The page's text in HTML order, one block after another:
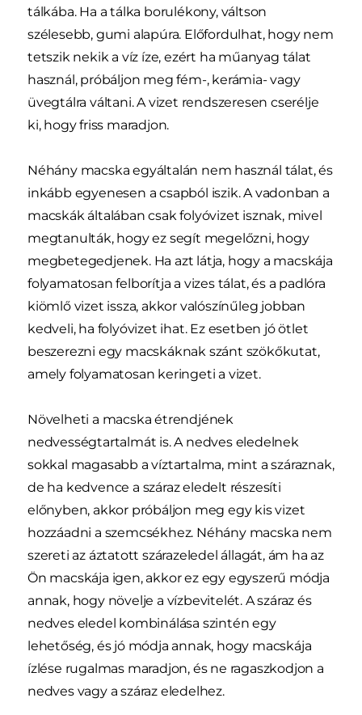
tálkába. Ha a tálka borulékony, váltson
szélesebb, gumi alapúra. Előfordulhat, hogy nem
tetszik nekik a víz íze, ezért ha műanyag tálat
használ, próbáljon meg fém-, kerámia- vagy
üvegtálra váltani. A vizet rendszeresen cserélje
ki, hogy friss maradjon.
Néhány macska egyáltalán nem használ tálat, és
inkább egyenesen a csapból iszik. A vadonban a
macskák általában csak folyóvizet isznak, mivel
megtanulták, hogy ez segít megelőzni, hogy
megbetegedjenek. Ha azt látja, hogy a macskája
folyamatosan felborítja a vizes tálat, és a padlóra
kiömlő vizet issza, akkor valószínűleg jobban
kedveli, ha folyóvizet ihat. Ez esetben jó ötlet
beszerezni egy macskáknak szánt szökőkutat,
amely folyamatosan keringeti a vizet.
Növelheti a macska étrendjének
nedvességtartalmát is. A nedves eledelnek
sokkal magasabb a víztartalma, mint a száraznak,
de ha kedvence a száraz eledelt részesíti
előnyben, akkor próbáljon meg egy kis vizet
hozzáadni a szemcsékhez. Néhány macska nem
szereti az áztatott szárazeledel állagát, ám ha az
Ön macskája igen, akkor ez egy egyszerű módja
annak, hogy növelje a vízbevitelét. A száraz és
nedves eledel kombinálása szintén egy
lehetőség, és jó módja annak, hogy macskája
ízlése rugalmas maradjon, és ne ragaszkodjon a
nedves vagy a száraz eledelhez.